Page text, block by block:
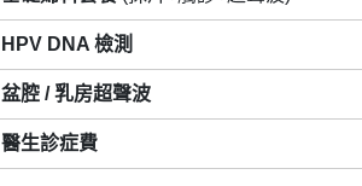
HPV DNA 檢測
盆腔 / 乳房超聲波
醫生診症費